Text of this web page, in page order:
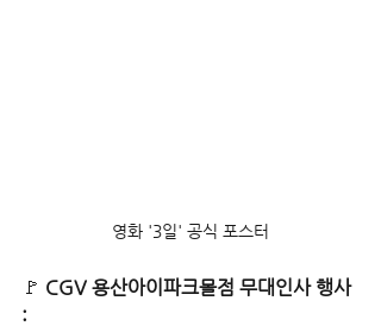
영화 '3일' 공식 포스터
🚩 CGV 용산아이파크몰점 무대인사 행사
: